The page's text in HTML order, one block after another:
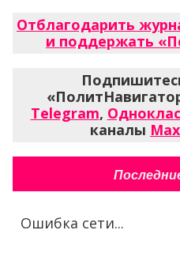
Отблагодарить
и поддержать
Telegram,
каналы Max
Ошибка сети...